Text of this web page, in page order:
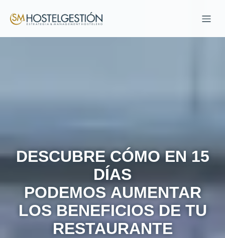
DESCUBRE CÓMO EN 15
DÍAS
PODEMOS AUMENTAR
LOS BENEFICIOS DE TU
RESTAURANTE